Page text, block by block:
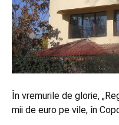
În vremurile de glorie,
mii de euro pe vile, în